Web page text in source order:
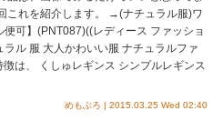
これを紹介します。 →(ナチュラル服)ワ
可】(PNT087)((レディース ファッショ
ル 服 大人かわいい服 ナチュラルファ
は、 くしゅレギンス シンプルレギンス
めもぶろ | 2015.03.25 Wed 02:40